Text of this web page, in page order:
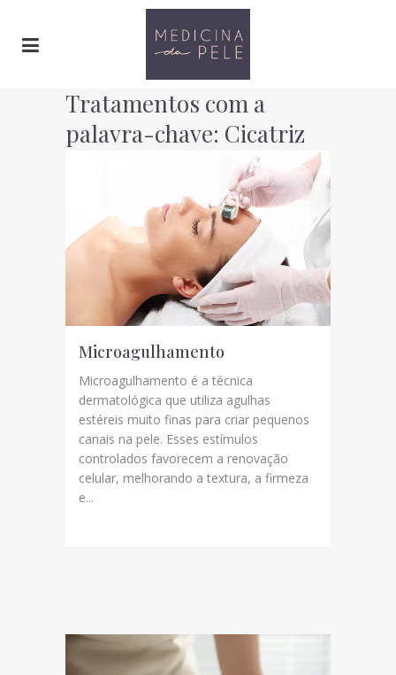
Tratamentos com a
palavra-chave: Cicatriz
Microagulhamento
Microagulhamento é a técnica
dermatológica que utiliza agulhas
estéreis muito finas para criar pequenos
canais na pele. Esses estímulos
controlados favorecem a renovação
celular, melhorando a textura, a firmeza
e...